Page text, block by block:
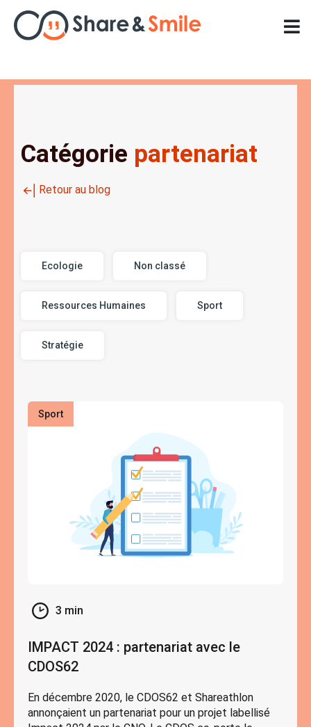
Planning d’animations
Cas d’usage
Catégorie partenariat
Retour au blog
Ecologie Non classé
Ressources Humaines Sport
Stratégie
Sport
3 min
IMPACT 2024 : partenariat avec le
CDOS62
En décembre 2020, le CDOS62 et Shareathlon
annonçaient un partenariat pour un projet labellisé